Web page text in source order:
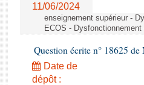
11/06/2024
enseignement supérieur -
ECOS -
Question écrite n° 18625
Date de
dépôt :